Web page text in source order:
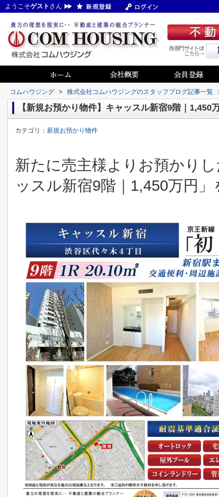
ようこそゲスト さん
コムハウジング > 株式会社コムハウジングのスタッフブログ記事一覧
【新規お預かり物件】キャッスル新宿9階｜1,450
カテゴリ： 新規お預かり物件
新たに売主様よりお預かり
ッスル新宿9階｜1,450万円